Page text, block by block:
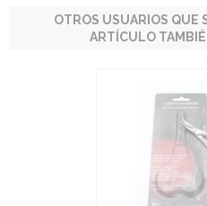
OTROS USUARIOS QUE
ARTÍCULO